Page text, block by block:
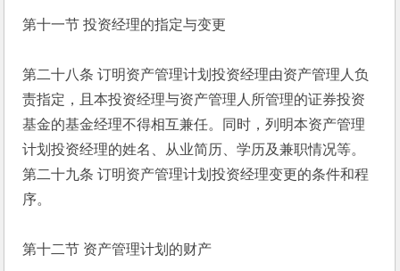
第十一节 投资经理的指定与变更
第二十八条 订明资产管理计划投资经理由资产管理人负
责指定，且本投资经理与资产管理人所管理的证券投资
基金的基金经理不得相互兼任。同时，列明本资产管理
计划投资经理的姓名、从业简历、学历及兼职情况等。
第二十九条 订明资产管理计划投资经理变更的条件和程
序。
第十二节 资产管理计划的财产